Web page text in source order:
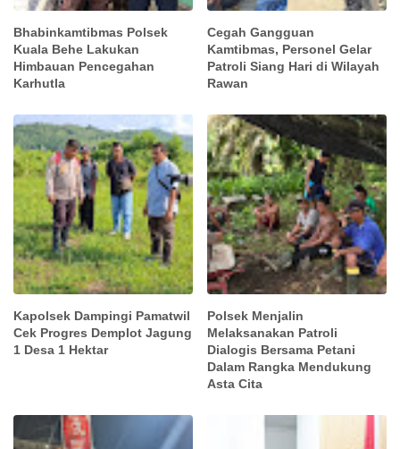
Bhabinkamtibmas Polsek
Kuala Behe Lakukan
Himbauan Pencegahan
Karhutla
Cegah Gangguan
Kamtibmas, Personel Gelar
Patroli Siang Hari di Wilayah
Rawan
Kapolsek Dampingi Pamatwil
Cek Progres Demplot Jagung
1 Desa 1 Hektar
Polsek Menjalin
Melaksanakan Patroli
Dialogis Bersama Petani
Dalam Rangka Mendukung
Asta Cita